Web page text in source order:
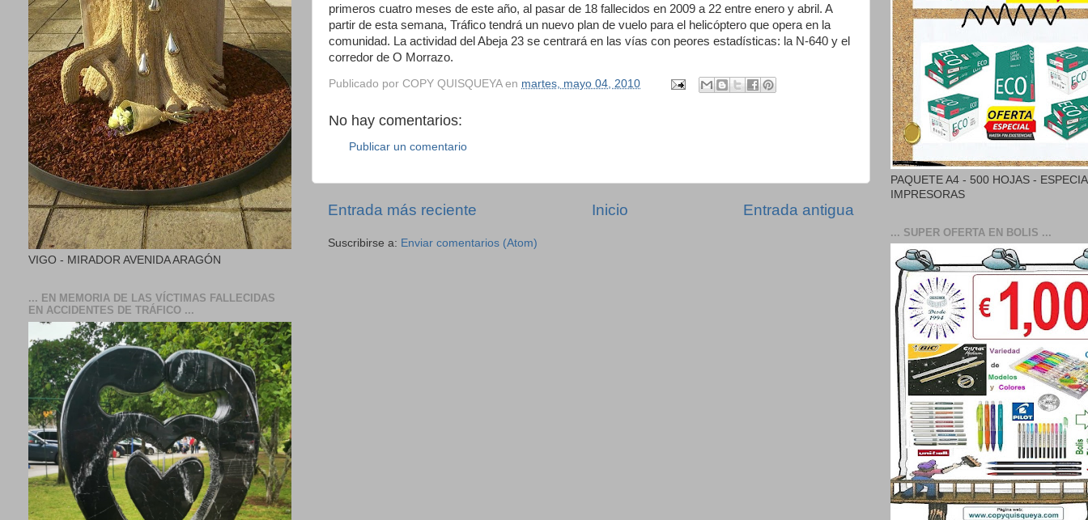
primeros cuatro meses de este año, al pasar de 18 fallecidos en 2009 a 22 entre enero y abril. A
partir de esta semana, Tráfico tendrá un nuevo plan de vuelo para el helicóptero que opera en la
comunidad. La actividad del Abeja 23 se centrará en las vías con peores estadísticas: la N-640 y el
corredor de O Morrazo.
Publicado por COPY QUISQUEYA en martes, mayo 04, 2010
No hay comentarios:
Publicar un comentario
Entrada más reciente Entrada antigua
Inicio
Suscribirse a: Enviar comentarios (Atom)
VIGO - MIRADOR AVENIDA ARAGÓN
... EN MEMORIA DE LAS VÍCTIMAS FALLECIDAS
EN ACCIDENTES DE TRÁFICO ...
PAQUETE A4 - 500 HOJAS -
IMPRESORAS
... SUPER OFERTA EN BOLIS ...